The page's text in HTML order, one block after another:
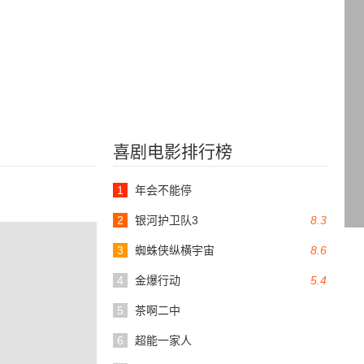
喜剧电影排行榜
1 年会不能停
8.3
2 银河护卫队3
8.6
3 蜘蛛侠纵横宇宙
5.4
4 金爆行动
5 茶啊二中
6 超能一家人